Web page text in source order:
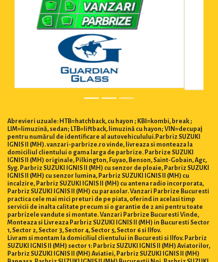
Abrevieri uzuale: HTB=hatchback, cu hayon ; KBI=kombi, break ;
LIM=limuzină, sedan; LTB=liftback, limuzină cu hayon; VIN=decupaj
pentru numărul de identificare al autovehiculului.Parbriz SUZUKI
IGNIS II (MH). vanzari-parbrize.ro vinde, livreaza si monteaza la
domiciliul clientului o gama larga de parbrize. Parbrize SUZUKI
IGNIS II (MH) originale, Pilkington, Fuyao, Benson, Saint-Gobain, Agc,
Syg. Parbriz SUZUKI IGNIS II (MH) cu senzor de ploaie, Parbriz SUZUKI
IGNIS II (MH) cu senzor lumina, Parbriz SUZUKI IGNIS II (MH) cu
incalzire, Parbriz SUZUKI IGNIS II (MH) cu antena radio incorporata,
Parbriz SUZUKI IGNIS II (MH) cu parasolar. Vanzari Parbrize Bucuresti
practica cele mai mici preturi de pe piata, oferind in acelasi timp
servicii de inalta calitate precum si o garantie de 2 ani pentru toate
parbrizele vandute si montate. Vanzari Parbrize Bucuresti Vinde,
Monteaza si Livreaza Parbriz SUZUKI IGNIS II (MH) in Bucuresti Sector
1, Sector 2, Sector 3, Sector 4, Sector 5, Sector 6 si Ilfov.
Livram si montam la domiciliul clientului in Bucuresti si Ilfov. Parbriz
SUZUKI IGNIS II (MH) sector 1: Parbriz SUZUKI IGNIS II (MH) Aviatorilor,
Parbriz SUZUKI IGNIS II (MH) Aviatiei, Parbriz SUZUKI IGNIS II (MH)